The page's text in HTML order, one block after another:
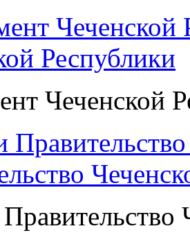
Республики
Чеченской